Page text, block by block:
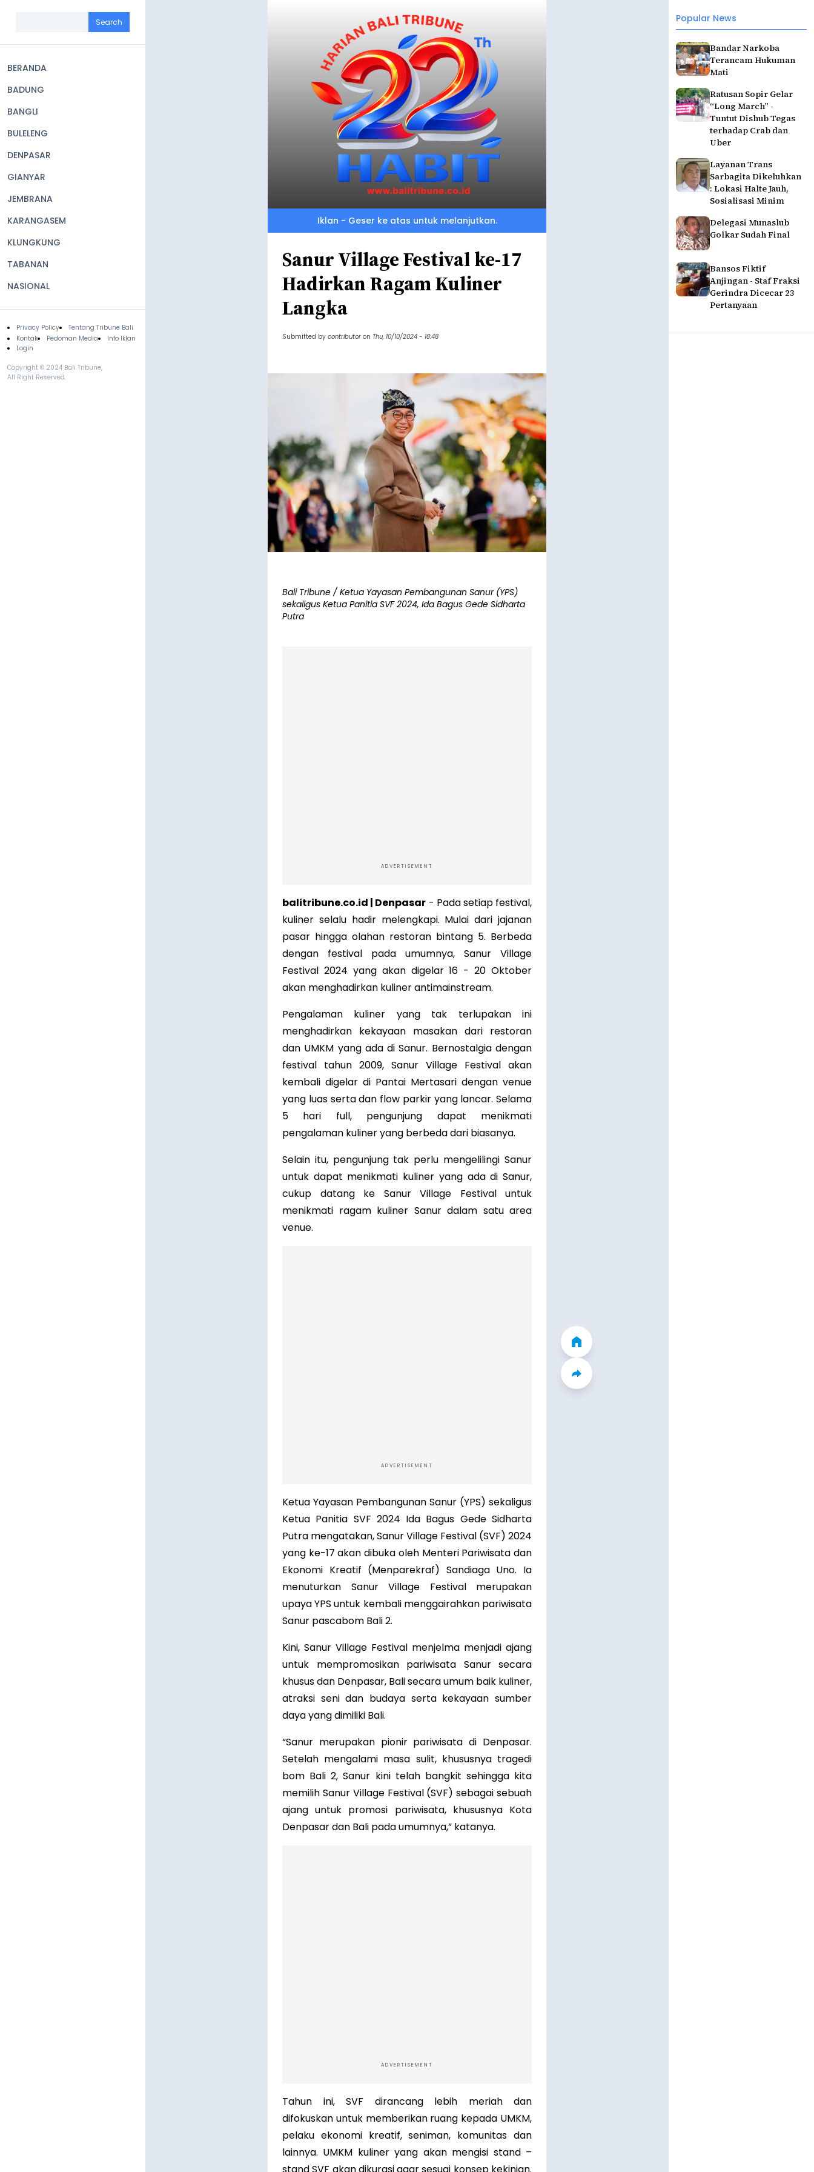
navigation
BERANDA
BADUNG
BANGLI
BULELENG
DENPASAR
GIANYAR
JEMBRANA
KARANGASEM
KLUNGKUNG
TABANAN
NASIONAL
Footer
Privacy Policy
Tentang Tribune Bali
Kontak
Pedoman Media
Info Iklan
Login
Copyright © 2024 Bali Tribune,
All Right Reserved.
Popular News
Bandar Narkoba
Terancam Hukuman
Mati
Ratusan Sopir Gelar
“Long March” -
Tuntut Dishub Tegas
terhadap Crab dan
Uber
Layanan Trans
Sarbagita Dikeluhkan
: Lokasi Halte Jauh,
Sosialisasi Minim
Delegasi Munaslub
Golkar Sudah Final
Bansos Fiktif
Anjingan - Staf Fraksi
Gerindra Dicecar 23
Pertanyaan
Iklan - Geser ke atas untuk melanjutkan.
Sanur Village Festival ke-17
Hadirkan Ragam Kuliner
Langka
Submitted by contributor on Thu, 10/10/2024 - 18:48
Bali Tribune / Ketua Yayasan Pembangunan Sanur (YPS)
sekaligus Ketua Panitia SVF 2024, Ida Bagus Gede Sidharta
Putra
ADVERTISEMENT
balitribune.co.id | Denpasar - Pada setiap festival,
kuliner selalu hadir melengkapi. Mulai dari jajanan
pasar hingga olahan restoran bintang 5. Berbeda
dengan festival pada umumnya, Sanur Village
Festival 2024 yang akan digelar 16 - 20 Oktober
akan menghadirkan kuliner antimainstream.
Pengalaman kuliner yang tak terlupakan ini
menghadirkan kekayaan masakan dari restoran
dan UMKM yang ada di Sanur. Bernostalgia dengan
festival tahun 2009, Sanur Village Festival akan
kembali digelar di Pantai Mertasari dengan venue
yang luas serta dan flow parkir yang lancar. Selama
5 hari full, pengunjung dapat menikmati
pengalaman kuliner yang berbeda dari biasanya.
Selain itu, pengunjung tak perlu mengelilingi Sanur
untuk dapat menikmati kuliner yang ada di Sanur,
cukup datang ke Sanur Village Festival untuk
menikmati ragam kuliner Sanur dalam satu area
venue.
ADVERTISEMENT
Ketua Yayasan Pembangunan Sanur (YPS) sekaligus
Ketua Panitia SVF 2024 Ida Bagus Gede Sidharta
Putra mengatakan, Sanur Village Festival (SVF) 2024
yang ke-17 akan dibuka oleh Menteri Pariwisata dan
Ekonomi Kreatif (Menparekraf) Sandiaga Uno. Ia
menuturkan Sanur Village Festival merupakan
upaya YPS untuk kembali menggairahkan pariwisata
Sanur pascabom Bali 2.
Kini, Sanur Village Festival menjelma menjadi ajang
untuk mempromosikan pariwisata Sanur secara
khusus dan Denpasar, Bali secara umum baik kuliner,
atraksi seni dan budaya serta kekayaan sumber
daya yang dimiliki Bali.
“Sanur merupakan pionir pariwisata di Denpasar.
Setelah mengalami masa sulit, khususnya tragedi
bom Bali 2, Sanur kini telah bangkit sehingga kita
memilih Sanur Village Festival (SVF) sebagai sebuah
ajang untuk promosi pariwisata, khususnya Kota
Denpasar dan Bali pada umumnya,” katanya.
ADVERTISEMENT
Tahun ini, SVF dirancang lebih meriah dan
difokuskan untuk memberikan ruang kepada UMKM,
pelaku ekonomi kreatif, seniman, komunitas dan
lainnya. UMKM kuliner yang akan mengisi stand –
stand SVF akan dikurasi agar sesuai konsep kekinian.